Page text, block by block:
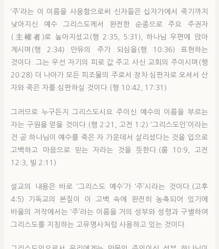
‘주’라는 이 이름을 사용함으로써 신자들은 십자가에서 죽기까지
낮아지신 예수 그리스도께서 완전한 순종으로 주요 주권자
(主權者)로 높아지셨고(행 2:35, 5:31), 하나님 우편에 앉아
계시며(행 2:34) 만유의 주가 되심을(행 10:36) 표현하는
것이다. 그는 우선 자기의 피로 값 주고 사신 교회의 주이시며(행
20:28) 더 나아가 모든 피조물의 주로서 장차 심판자로 오셔서 산
자와 죽은 자를 심판하실 것이다.(행 10:42, 17:31)
그러므로 누구든지 그리스도시요 주이신 예수의 이름을 부르는
자는 구원을 얻을 것이다.(행 2:21, 고전 1:2) ‘그리스도인’이라는
건 곧 하나님이 예수를 죽은 자 가운데서 살리셨다는 것을 입으로
고백하고 마음으로 믿는 자라는 것을 뜻한다.(롬 10:9, 고전
12:3, 빌 2:11)
설교의 내용은 바로 ‘그리스도 예수’가 ‘주’시라는 것이다.(고후
4:5) 기독교의 본질이 이 고백 속에 완전히 농축되어 있기에
바울의 저작에서는 ‘주’라는 이름을 거의 성부와 성령과 구별하여
그리스도를 지칭하는 고유명사처럼 사용하고 있는 것이다.